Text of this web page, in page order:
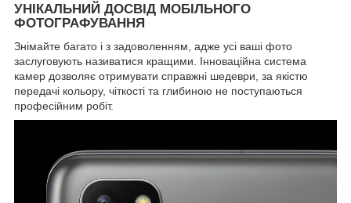
УНІКАЛЬНИЙ ДОСВІД МОБІЛЬНОГО
ФОТОГРАФУВАННЯ
Знімайте багато і з задоволенням, адже усі ваші фото
заслуговують називатися кращими. Інноваційна система
камер дозволяє отримувати справжні шедеври, за якістю
передачі кольору, чіткості та глибиною не поступаються
професійним робіт.